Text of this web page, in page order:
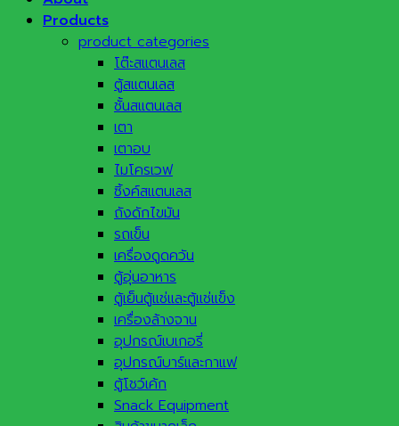
Products
product categories
โต๊ะสแตนเลส
ตู้สแตนเลส
ชั้นสแตนเลส
เตา
เตาอบ
ไมโครเวฟ
ซิ้งค์สแตนเลส
ถังดักไขมัน
รถเข็น
เครื่องดูดควัน
ตู้อุ่นอาหาร
ตู้เย็นตู้แช่และตู้แช่แข็ง
เครื่องล้างจาน
อุปกรณ์เบเกอรี่
อุปกรณ์บาร์และกาแฟ
ตู้โชว์เค้ก
Snack Equipment